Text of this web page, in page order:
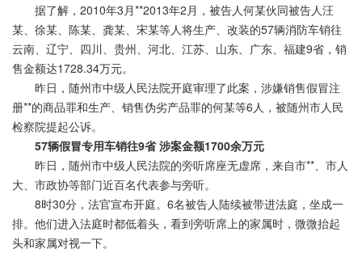
据了解，2010年3月**2013年2月，被告人何某伙同被告人汪
某、徐某、陈某、龚某、宋某等人将生产、改装的57辆消防车销往
云南、辽宁、四川、贵州、河北、江苏、山东、广东、福建9省，销
售金额达1728.34万元。
昨日，随州市中级人民法院开庭审理了此案，涉嫌销售假冒注
册**的商品罪和生产、销售伪劣产品罪的何某等6人，被随州市人民
检察院提起公诉。
57辆假冒专用车销往9省 涉案金额1700余万元
昨日，随州市中级人民法院的旁听席座无虚席，来自市**、市人
大、市政协等部门近百名代表参与旁听。
8时30分，法官宣布开庭。6名被告人陆续被带进法庭，坐成一
排。他们进入法庭时都低着头，看到旁听席上的家属时，微微抬起
头和家属对视一下。